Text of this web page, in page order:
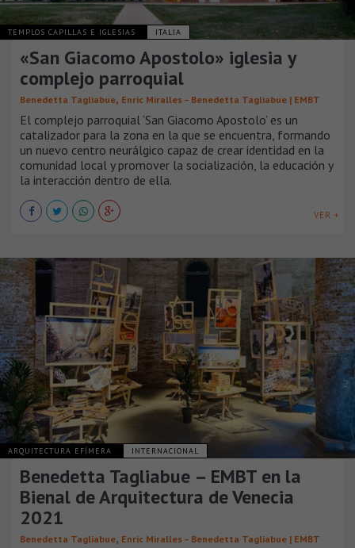
TEMPLOS CAPILLAS E IGLESIAS ITALIA
«San Giacomo Apostolo» iglesia y
complejo parroquial
Benedetta Tagliabue, Enric Miralles – Benedetta Tagliabue | EMBT
El complejo parroquial ‘San Giacomo Apostolo’ es un
catalizador para la zona en la que se encuentra, formando
un nuevo centro neurálgico capaz de crear identidad en la
comunidad local y promover la socialización, la educación y
la interacción dentro de ella.
VER +
ARQUITECTURA EFÍMERA INTERNACIONAL
Benedetta Tagliabue – EMBT en la
Bienal de Arquitectura de Venecia
2021
Benedetta Tagliabue, Enric Miralles – Benedetta Tagliabue | EMBT